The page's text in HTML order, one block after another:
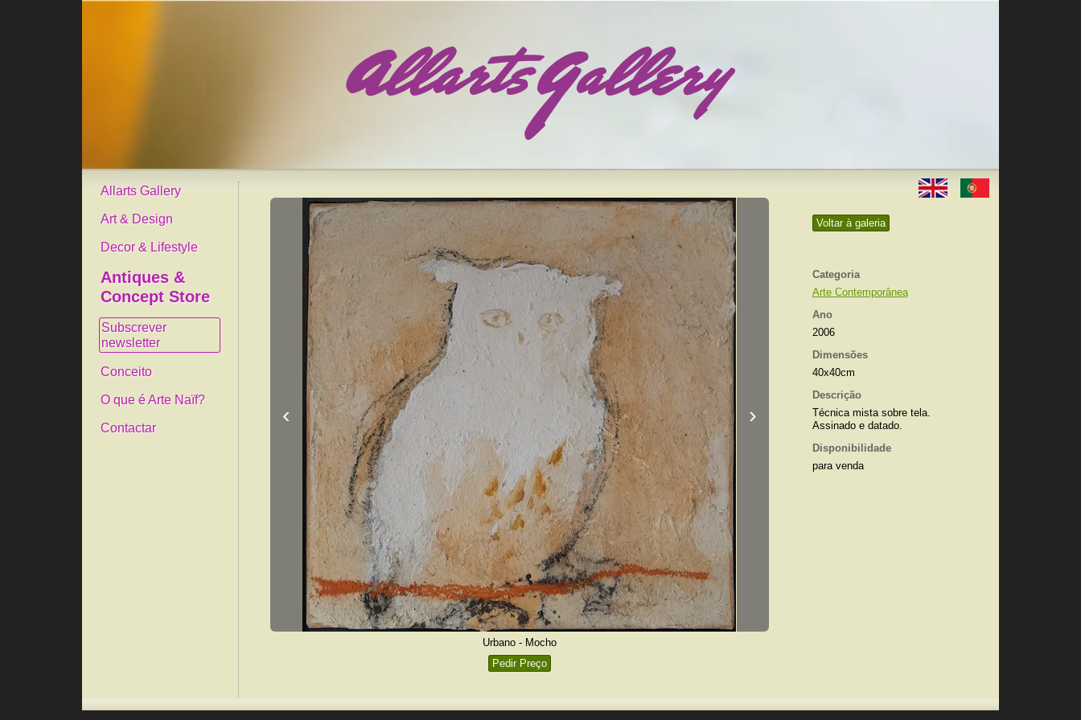
Allarts Gallery
Art & Design
Decor & Lifestyle
Antiques &
Concept Store
Subscrever
newsletter
Conceito
O que é Arte Naïf?
Contactar
Voltar à galeria
Categoria
Arte Contemporânea
Ano
2006
Dimensões
40x40cm
Descrição
Técnica mista sobre tela.
Assinado e datado.
Disponibilidade
para venda
‹ ›
Urbano - Mocho
Pedir Preço